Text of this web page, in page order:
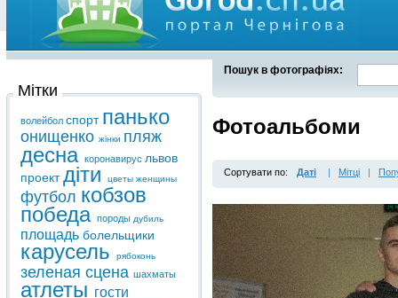
Пошук в фотографіях:
Фотоальбоми
Сортувати по: Даті | Мітці |
Мітки
волейбол спорт панько
онищенко жінки пляж
десна коронавирус львов
проектдіти цветы женщины
футбол кобзов
победа породы дубиль
площадь болельщики
карусель рябоконь
зеленая сцена шахматы
атлеты гости